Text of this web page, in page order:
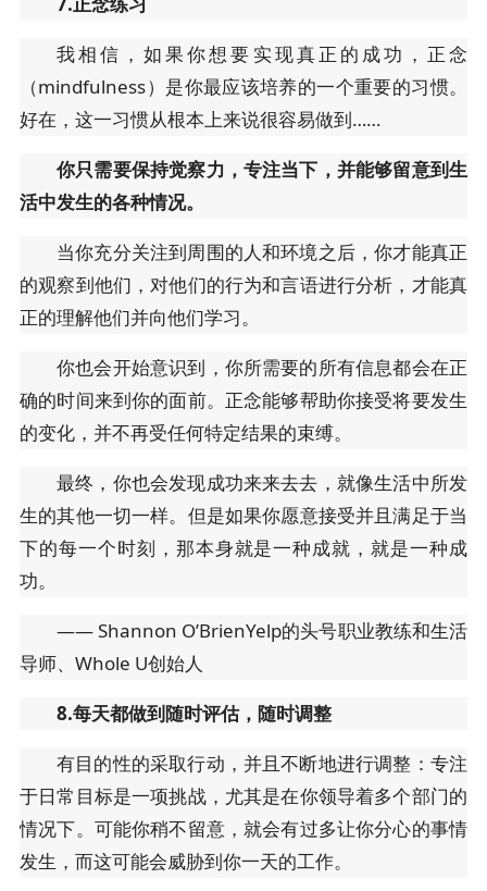
我相信，如果你想要实现真正的成功，正念
（mindfulness）是你最应该培养的一个重要的习惯。
好在，这一习惯从根本上来说很容易做到……
你只需要保持觉察力，专注当下，并能够留意到生
活中发生的各种情况。
当你充分关注到周围的人和环境之后，你才能真正
的观察到他们，对他们的行为和言语进行分析，才能真
正的理解他们并向他们学习。
你也会开始意识到，你所需要的所有信息都会在正
确的时间来到你的面前。正念能够帮助你接受将要发生
的变化，并不再受任何特定结果的束缚。
最终，你也会发现成功来来去去，就像生活中所发
生的其他一切一样。但是如果你愿意接受并且满足于当
下的每一个时刻，那本身就是一种成就，就是一种成
功。
—— Shannon O’BrienYelp的头号职业教练和生活
导师、Whole U创始人
8.每天都做到随时评估，随时调整
有目的性的采取行动，并且不断地进行调整：专注
于日常目标是一项挑战，尤其是在你领导着多个部门的
情况下。可能你稍不留意，就会有过多让你分心的事情
发生，而这可能会威胁到你一天的工作。